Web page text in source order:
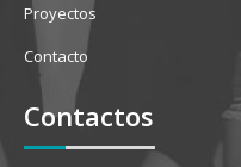
Proyectos
Contacto
Contactos